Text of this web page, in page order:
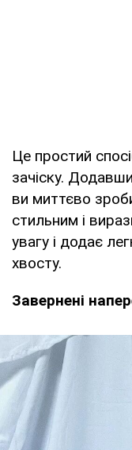
Це простий
зачіску.
ви миттєво
стильним і
увагу і додає
хвосту.
Завернені